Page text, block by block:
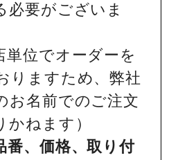
必要がございま
単位でオーダーを
りますため、弊社
お名前でのご注文
かねます）
番、価格、取り付